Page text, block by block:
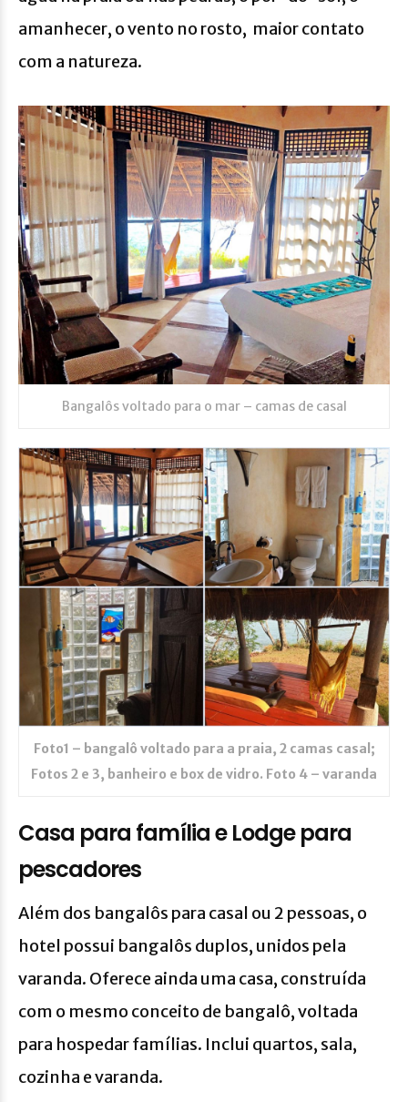
amanhecer, o vento no rosto, maior contato
com a natureza.
Bangalôs voltado para o mar – camas de casal
Foto1 – bangalô voltado para a praia, 2 camas casal;
Fotos 2 e 3, banheiro e box de vidro. Foto 4 – varanda
Casa para família e Lodge para
pescadores
Além dos bangalôs para casal ou 2 pessoas, o
hotel possui bangalôs duplos, unidos pela
varanda. Oferece ainda uma casa, construída
com o mesmo conceito de bangalô, voltada
para hospedar famílias. Inclui quartos, sala,
cozinha e varanda.